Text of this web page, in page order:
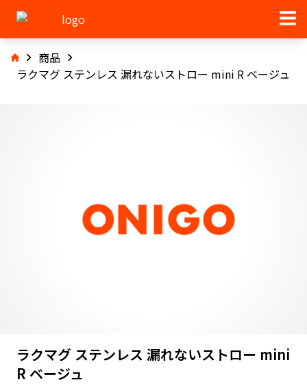
商品
ラクマグ ステンレス 漏れないストロー mini R ベージュ
ラクマグ ステンレス 漏れないストロー mini
R ベージュ